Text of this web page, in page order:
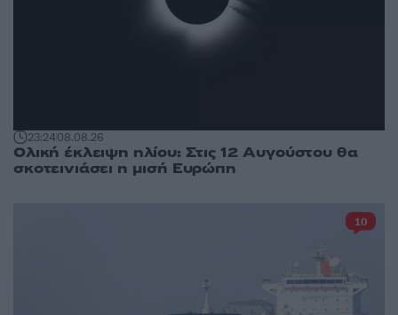
23:2408.08.26
Ολική έκλειψη ηλίου: Στις 12 Αυγούστου θα
σκοτεινιάσει η μισή Ευρώπη
10